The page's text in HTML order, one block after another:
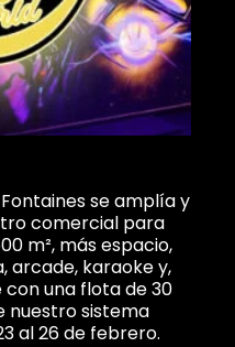
se amplía y
comercial para
m², más espacio,
arcade, karaoke y,
una flota de 30
nuestro sistema
al 26 de febrero.